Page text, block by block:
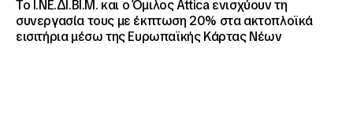
Το Ι.ΝΕ.ΔΙ.ΒΙ.Μ. και o Όμιλος Attica ενισχύουν τη
συνεργασία τους με έκπτωση 20% στα ακτοπλοϊκά
εισιτήρια μέσω της Ευρωπαϊκής Κάρτας Νέων